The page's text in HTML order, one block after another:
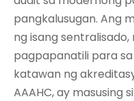
pangkalusugan. Ang
ng isang
pagpapanatili para
katawan ng
AAAHC, ay masusing